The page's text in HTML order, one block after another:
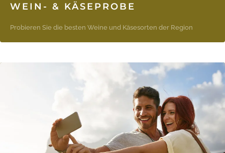
WEIN- & KÄSEPROBE
Probieren Sie die besten Weine und Käsesorten der Region